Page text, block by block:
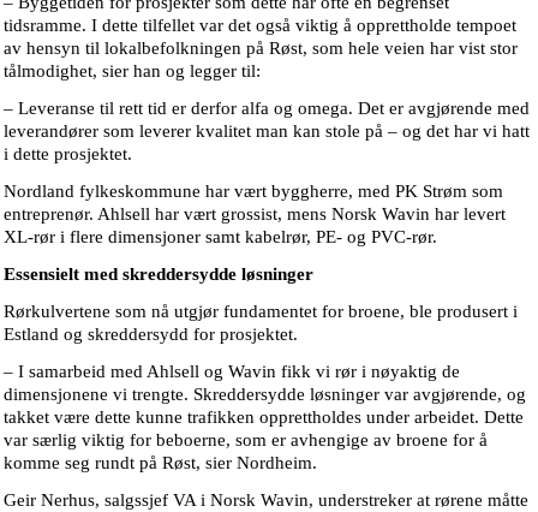
tidsramme. I dette tilfellet var det også viktig å opprettholde tempoet
av hensyn til lokalbefolkningen på Røst, som hele veien har vist stor
tålmodighet, sier han og legger til:
– Leveranse til rett tid er derfor alfa og omega. Det er avgjørende med
leverandører som leverer kvalitet man kan stole på – og det har vi hatt
i dette prosjektet.
Nordland fylkeskommune har vært byggherre, med PK Strøm som
entreprenør. Ahlsell har vært grossist, mens Norsk Wavin har levert
XL-rør i flere dimensjoner samt kabelrør, PE- og PVC-rør.
Essensielt med skreddersydde løsninger
Rørkulvertene som nå utgjør fundamentet for broene, ble produsert i
Estland og skreddersydd for prosjektet.
– I samarbeid med Ahlsell og Wavin fikk vi rør i nøyaktig de
dimensjonene vi trengte. Skreddersydde løsninger var avgjørende, og
takket være dette kunne trafikken opprettholdes under arbeidet. Dette
var særlig viktig for beboerne, som er avhengige av broene for å
komme seg rundt på Røst, sier Nordheim.
Geir Nerhus, salgssjef VA i Norsk Wavin, understreker at rørene måtte